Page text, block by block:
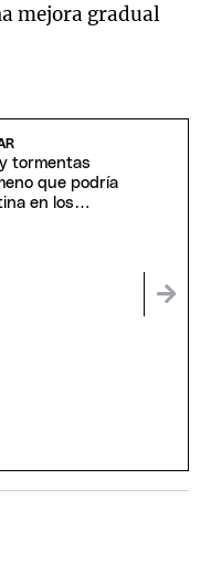
mejora gradual
tormentas
que podría
en los